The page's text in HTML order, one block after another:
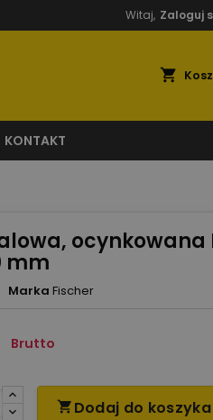
Witaj, Zaloguj
shopping_cart
KONTAKT
ocynkowana
mm
Marka Fischer
Brutto
 Dodaj do koszyka